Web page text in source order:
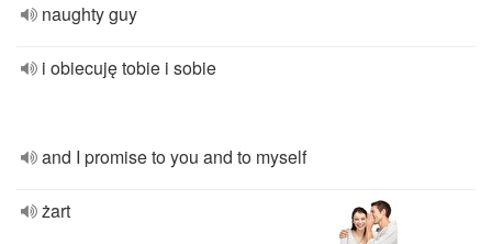
naughty guy
i obiecuję tobie i sobie
and I promise to you and to myself
żart